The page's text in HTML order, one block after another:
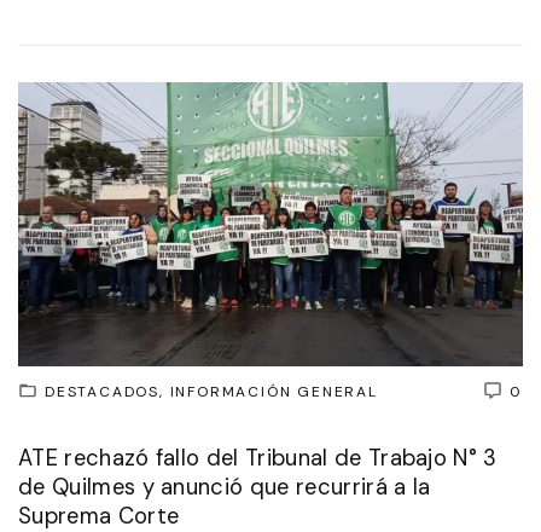
0
DESTACADOS INFORMACIÓN GENERAL
ATE rechazó fallo del Tribunal de Trabajo N° 3
de Quilmes y anunció que recurrirá a la
Suprema Corte